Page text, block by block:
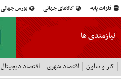
فلزات پایه کالاهای جهانی بورس جهانی
نیازمندی ها
کار و تعاون اقتصاد شهری اقتصاد دیجیتال